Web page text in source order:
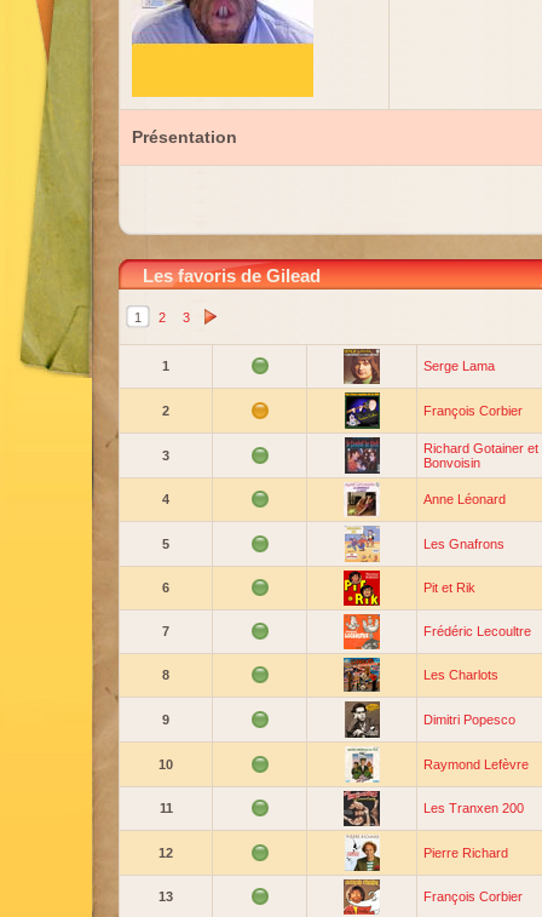
Présentation
Les favoris de Gilead
1 2 3
1 Serge Lama
2 François Corbier
3
Richard Gotainer et
Bonvoisin
4 Anne Léonard
5 Les Gnafrons
6 Pit et Rik
7 Frédéric Lecoultre
8 Les Charlots
9 Dimitri Popesco
10 Raymond Lefèvre
11 Les Tranxen 200
12 Pierre Richard
13 François Corbier